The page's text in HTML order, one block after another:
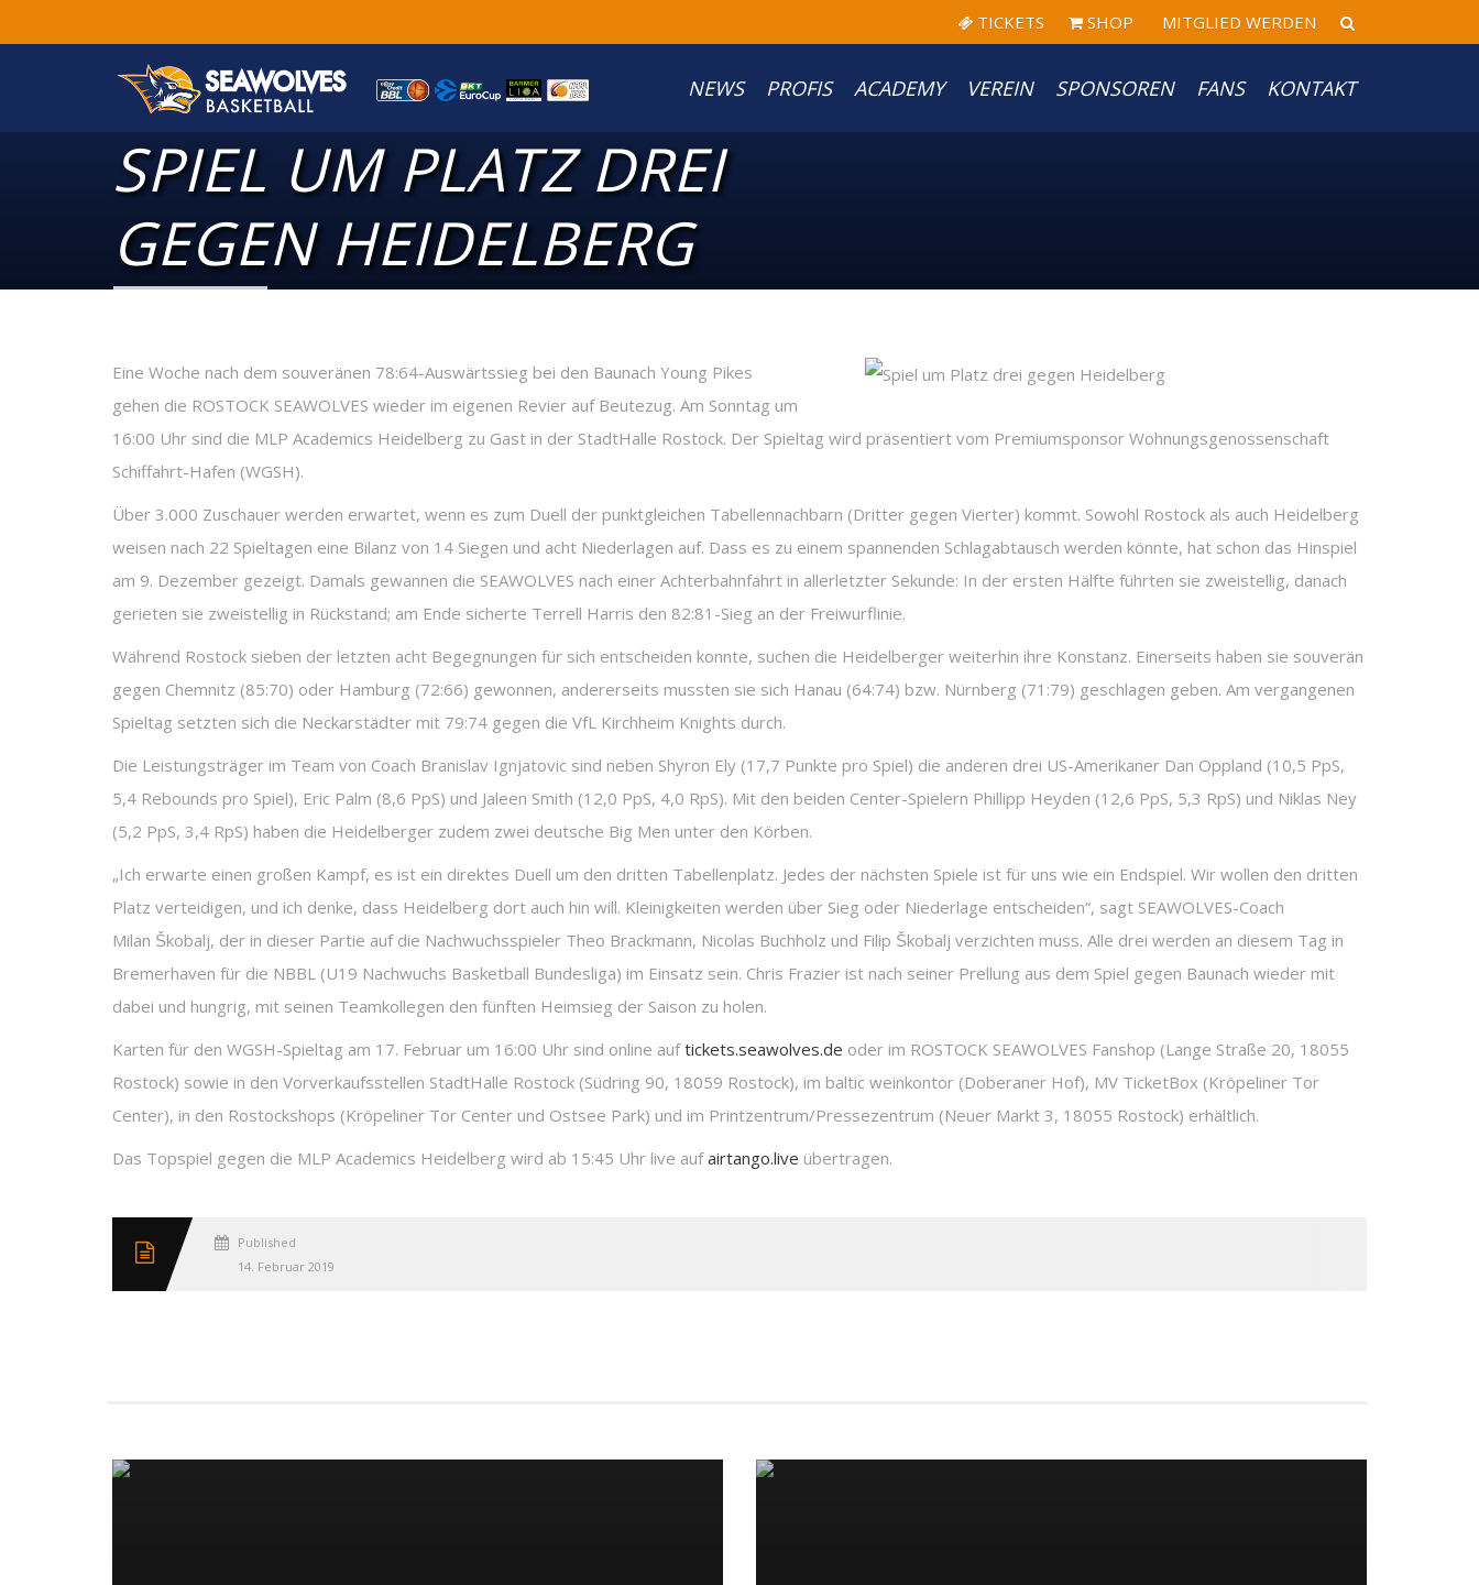
TICKETS SHOP MITGLIED WERDEN
NEWS PROFIS ACADEMY VEREIN SPONSOREN FANS KONTAKT
SPIEL UM PLATZ DREI
GEGEN HEIDELBERG
Eine Woche nach dem souveränen 78:64-Auswärtssieg bei den Baunach Young Pikes
gehen die ROSTOCK SEAWOLVES wieder im eigenen Revier auf Beutezug. Am Sonntag um
16:00 Uhr sind die MLP Academics Heidelberg zu Gast in der StadtHalle Rostock. Der Spieltag wird präsentiert vom Premiumsponsor Wohnungsgenossenschaft
Schiffahrt-Hafen (WGSH).
Über 3.000 Zuschauer werden erwartet, wenn es zum Duell der punktgleichen Tabellennachbarn (Dritter gegen Vierter) kommt. Sowohl Rostock als auch Heidelberg
weisen nach 22 Spieltagen eine Bilanz von 14 Siegen und acht Niederlagen auf. Dass es zu einem spannenden Schlagabtausch werden könnte, hat schon das Hinspiel
am 9. Dezember gezeigt. Damals gewannen die SEAWOLVES nach einer Achterbahnfahrt in allerletzter Sekunde: In der ersten Hälfte führten sie zweistellig, danach
gerieten sie zweistellig in Rückstand; am Ende sicherte Terrell Harris den 82:81-Sieg an der Freiwurflinie.
Während Rostock sieben der letzten acht Begegnungen für sich entscheiden konnte, suchen die Heidelberger weiterhin ihre Konstanz. Einerseits haben sie souverän
gegen Chemnitz (85:70) oder Hamburg (72:66) gewonnen, andererseits mussten sie sich Hanau (64:74) bzw. Nürnberg (71:79) geschlagen geben. Am vergangenen
Spieltag setzten sich die Neckarstädter mit 79:74 gegen die VfL Kirchheim Knights durch.
Die Leistungsträger im Team von Coach Branislav Ignjatovic sind neben Shyron Ely (17,7 Punkte pro Spiel) die anderen drei US-Amerikaner Dan Oppland (10,5 PpS,
5,4 Rebounds pro Spiel), Eric Palm (8,6 PpS) und Jaleen Smith (12,0 PpS, 4,0 RpS). Mit den beiden Center-Spielern Phillipp Heyden (12,6 PpS, 5,3 RpS) und Niklas Ney
(5,2 PpS, 3,4 RpS) haben die Heidelberger zudem zwei deutsche Big Men unter den Körben.
„Ich erwarte einen großen Kampf, es ist ein direktes Duell um den dritten Tabellenplatz. Jedes der nächsten Spiele ist für uns wie ein Endspiel. Wir wollen den dritten
Platz verteidigen, und ich denke, dass Heidelberg dort auch hin will. Kleinigkeiten werden über Sieg oder Niederlage entscheiden“, sagt SEAWOLVES-Coach
Milan Škobalj, der in dieser Partie auf die Nachwuchsspieler Theo Brackmann, Nicolas Buchholz und Filip Škobalj verzichten muss. Alle drei werden an diesem Tag in
Bremerhaven für die NBBL (U19 Nachwuchs Basketball Bundesliga) im Einsatz sein. Chris Frazier ist nach seiner Prellung aus dem Spiel gegen Baunach wieder mit
dabei und hungrig, mit seinen Teamkollegen den fünften Heimsieg der Saison zu holen.
Karten für den WGSH-Spieltag am 17. Februar um 16:00 Uhr sind online auftickets.seawolves.de oder im ROSTOCK SEAWOLVES Fanshop (Lange Straße 20, 18055
Rostock) sowie in den Vorverkaufsstellen StadtHalle Rostock (Südring 90, 18059 Rostock), im baltic weinkontor (Doberaner Hof), MV TicketBox (Kröpeliner Tor
Center), in den Rostockshops (Kröpeliner Tor Center und Ostsee Park) und im Printzentrum/Pressezentrum (Neuer Markt 3, 18055 Rostock) erhältlich.
Das Topspiel gegen die MLP Academics Heidelberg wird ab 15:45 Uhr live aufairtango.live übertragen.
Published
14. Februar 2019